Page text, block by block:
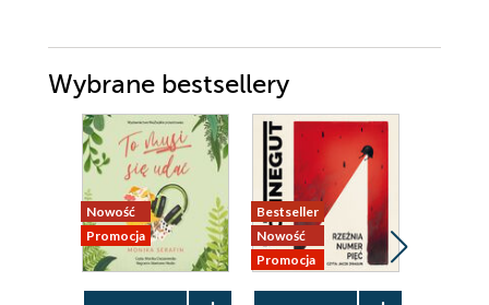
Wybrane bestsellery
Nowość
Promocja
Bestseller
Nowość
Promocja